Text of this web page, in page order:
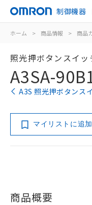
制御機器
ホーム > 商品情報 > 商品
照光押ボタンスイッ
A3SA-
A3S 照光押ボタンス
マイリストに追加
商品概要